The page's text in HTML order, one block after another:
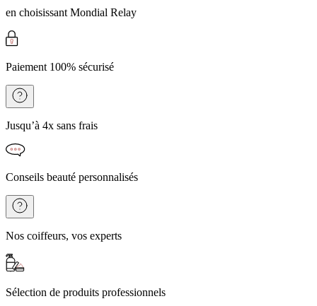
en choisissant Mondial Relay
Paiement 100% sécurisé
Jusqu’à 4x sans frais
Conseils beauté personnalisés
Nos coiffeurs, vos experts
Sélection de produits professionnels